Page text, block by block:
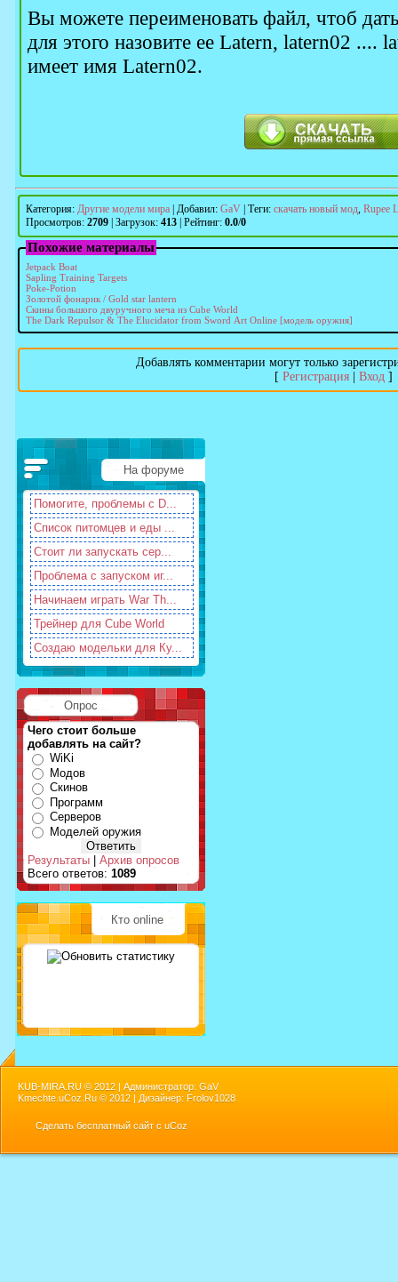
Вы можете переименовать файл, чтоб
для этого назовите ее Latern, latern02
имеет имя Latern02.
Категория: Другие модели мира Добавил: GaV Теги: скачать новый мод, Rupee
Просмотров: 2709 Загрузок: 413 Рейтинг: 0.0/0
Похожие материалы
Jetpack Boat
Sapling Training Targets
Poke-Potion
Золотой фонарик / Gold star lantern
Скины большого двуручного меча из Cube World
The Dark Repulsor & The Elucidator from Sword Art Online [модель оружия]
Добавлять комментарии могут только
[ Регистрация| Вход]
На форуме
Помогите, проблемы с D...
Список питомцев и еды ...
Стоит ли запускать сер...
Проблема с запуском иг...
Начинаем играть War Th...
Трейнер для Cube World
Создаю модельки для Ку...
Опрос
Чего стоит больше
добавлять на сайт?
WiKi
Модов
Скинов
Программ
Серверов
Моделей оружия
Результаты
Архив опросов
Всего ответов: 1089
Кто online
KUB-MIRA.RU © 2012 | Администратор: GaV
Kmechte.uCoz.Ru © 2012 | Дизайнер: Frolov1028
Сделать бесплатный сайт с uCoz